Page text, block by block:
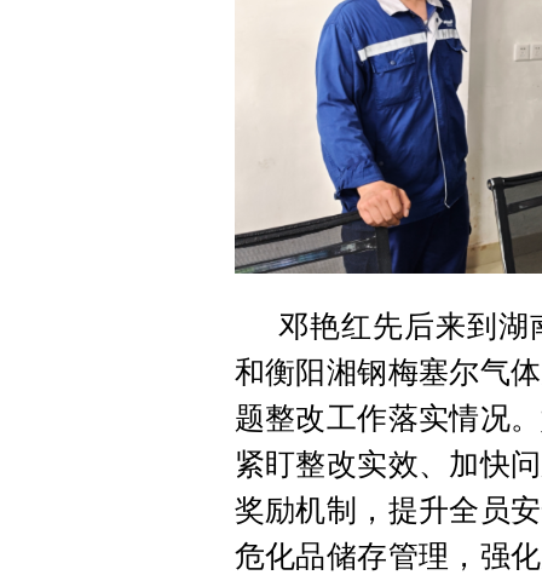
邓艳红先后来到湖
和衡阳湘钢梅塞尔气
题整改工作落实情况
紧盯整改实效、加快
奖励机制，提升全员
危化品储存管理，强